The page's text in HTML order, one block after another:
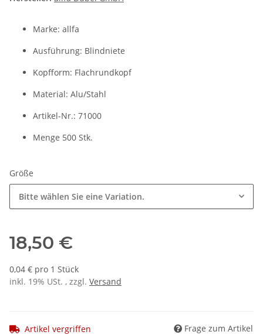
Marke: allfa
Ausführung: Blindniete
Kopfform: Flachrundkopf
Material: Alu/Stahl
Artikel-Nr.: 71000
Menge 500 Stk.
Größe
Bitte wählen Sie eine Variation.
18,50 €
0,04 € pro 1 Stück
inkl. 19% USt. , zzgl. Versand
Artikel vergriffen Frage zum Artikel